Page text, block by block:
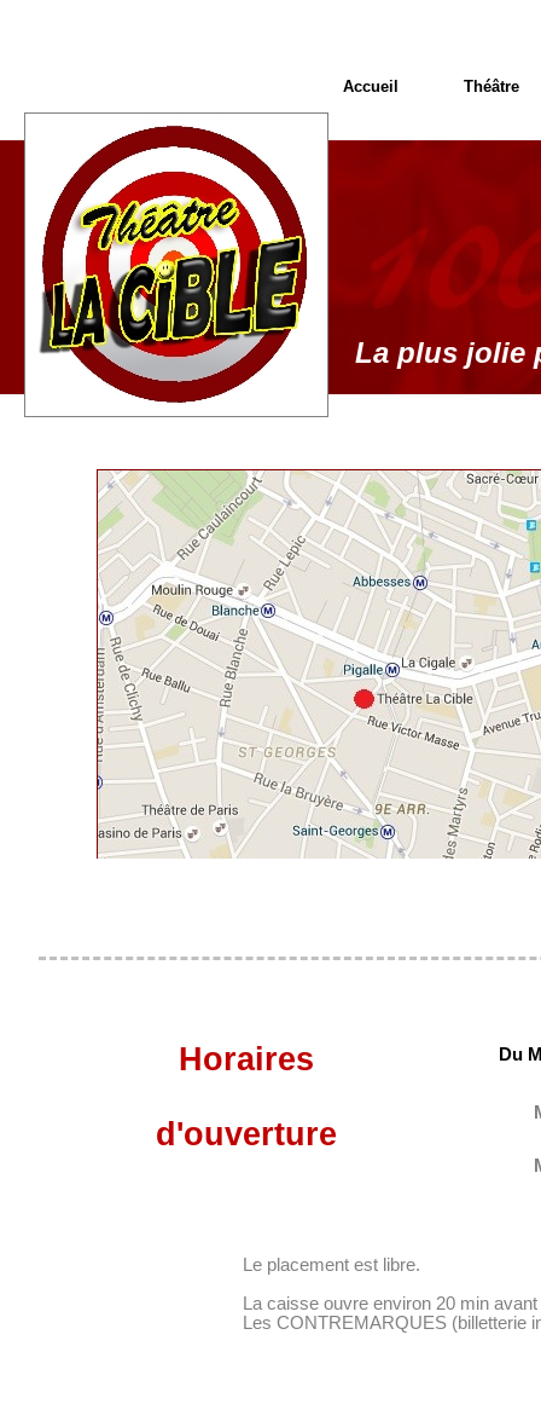
La plus jolie
Accueil Théâtre
Horaires
d'ouverture
Du
Le placement est libre.
La caisse ouvre environ 20 min
Les CONTREMARQUES (billetterie